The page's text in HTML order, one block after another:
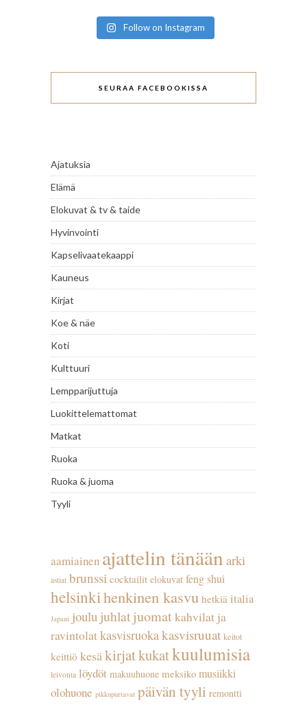
Follow on Instagram
SEURAA FACEBOOKISSA
Ajatuksia
Elämä
Elokuvat & tv & taide
Hyvinvointi
Kapselivaatekaappi
Kauneus
Kirjat
Koe & näe
Koti
Kulttuuri
Lempparijuttuja
Luokittelemattomat
Matkat
Ruoka
Ruoka & juoma
Tyyli
aamiainen ajattelin tänään arki
astiat brunssi cocktailit elokuvat feng shui
helsinkihenkinen kasvu hetkiä italia
Japani joulu juhlatjuomatkahvilat ja
ravintolatkasvisruokakasvisruuat keitot
keittiö kesä kirjatkukatkuulumisia
leivonta löydöt makuuhuone meksiko musiikki
olohuone pikkupurtavat päivän tyyli remontti